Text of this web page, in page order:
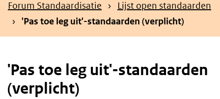
zoekterm
Kruimelpad
Forum Standaardisatie
Lijst open standaarden
'Pas toe leg uit'-standaarden (verplicht)
'Pas toe leg uit'-standaarden
(verplicht)